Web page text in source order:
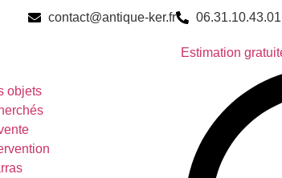
contact@antique-ker.fr 06.31.10.43.01
objets
Estimation